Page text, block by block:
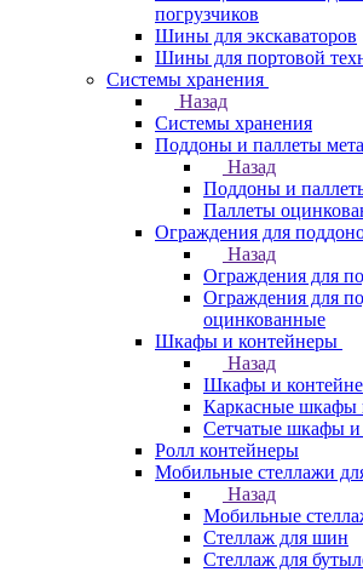
погрузчиков
Шины для экскаваторов
Шины для портовой
Системы хранения
Назад
Системы хранения
Поддоны и паллеты
Назад
Поддоны и
Паллеты
Ограждения для
Назад
Ограждения для
Ограждения для
оцинкованные
Шкафы и контейнеры
Назад
Шкафы и
Каркасные шкафы
Сетчатые шкафы и
Ролл контейнеры
Мобильные стеллажи
Назад
Мобильные
Стеллаж для шин
Стеллаж для